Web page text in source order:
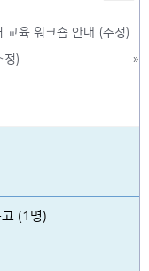
교육 워크숍 안내 (수정)
)
»
(1명)